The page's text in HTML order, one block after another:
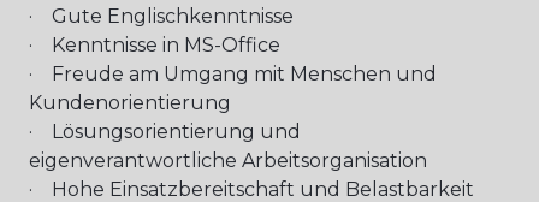
· Gute Englischkenntnisse
· Kenntnisse in MS-Office
· Freude am Umgang mit Menschen und
Kundenorientierung
· Lösungsorientierung und
eigenverantwortliche Arbeitsorganisation
· Hohe Einsatzbereitschaft und Belastbarkeit